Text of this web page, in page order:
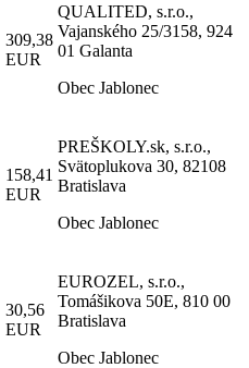
309,38
EUR
QUALITED, s.r.o.,
Vajanského 25/3158, 924
01 Galanta
Obec Jablonec
158,41
EUR
PREŠKOLY.sk, s.r.o.,
Svätoplukova 30, 82108
Bratislava
Obec Jablonec
30,56
EUR
EUROZEL, s.r.o.,
Tomášikova 50E, 810 00
Bratislava
Obec Jablonec